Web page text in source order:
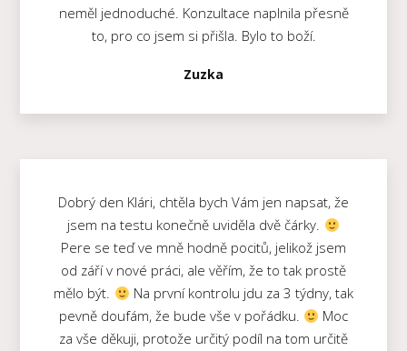
neměl jednoduché. Konzultace naplnila přesně
to, pro co jsem si přišla. Bylo to boží.
Zuzka
Dobrý den Klári, chtěla bych Vám jen napsat, že
jsem na testu konečně uviděla dvě čárky.
Pere se teď ve mně hodně pocitů, jelikož jsem
od září v nové práci, ale věřím, že to tak prostě
mělo být.
Na první kontrolu jdu za 3 týdny, tak
pevně doufám, že bude vše v pořádku.
Moc
za vše děkuji, protože určitý podíl na tom určitě